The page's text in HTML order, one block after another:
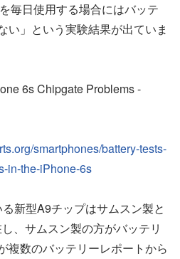
毎日使用する場合にはバッテ
い」という実験結果が出ていま
6s Chipgate Problems -
smartphones/battery-tests-
in-the-iPhone-6s
新型A9チップはサムスン製と
、サムスン製の方がバッテリ
複数のバッテリーレポートから